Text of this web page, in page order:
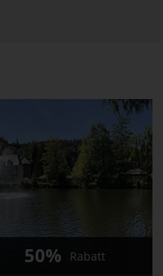
50% Rabatt